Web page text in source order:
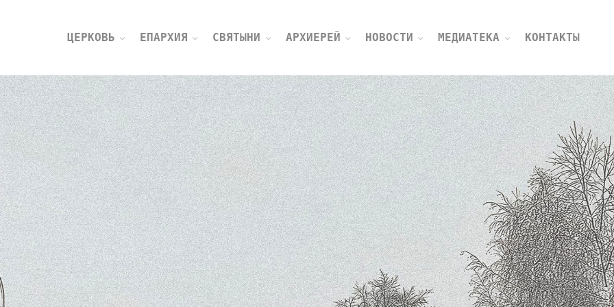
ЦЕРКОВЬ ЕПАРХИЯ СВЯТЫНИ АРХИЕРЕЙ НОВОСТИ МЕДИАТЕКА КОНТАКТЫ